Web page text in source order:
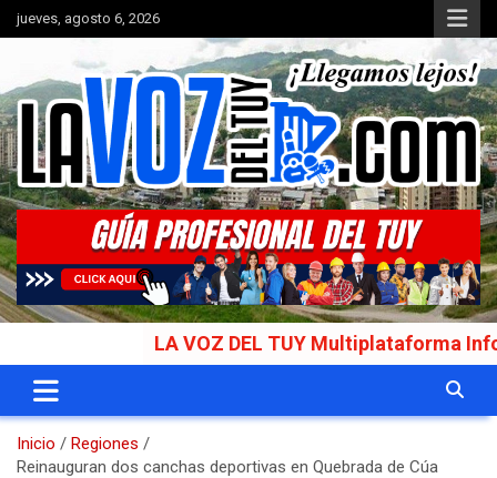
Saltar
al
jueves, agosto 6, 2026
La Voz del Tuy
Portal de noticias
LA VOZ DEL TUY Multiplataforma
Inicio
Regiones
Reinauguran dos canchas deportivas en Quebrada de Cúa